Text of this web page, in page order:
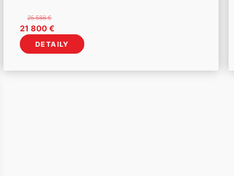
25 588€
Pôvodná
cena
bola:
21 800 €Aktuálna
cena
je:
DETAILY